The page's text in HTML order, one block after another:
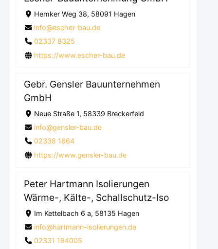
Hemker Weg 38, 58091 Hagen
info@escher-bau.de
02337 8325
https://www.escher-bau.de
Gebr. Gensler Bauunternehmen
GmbH
Neue Straße 1, 58339 Breckerfeld
info@gensler-bau.de
02338 1664
https://www.gensler-bau.de
Peter Hartmann Isolierungen
Wärme-, Kälte-, Schallschutz-Iso
Im Kettelbach 6 a, 58135 Hagen
info@hartmann-isolierungen.de
02331 184005